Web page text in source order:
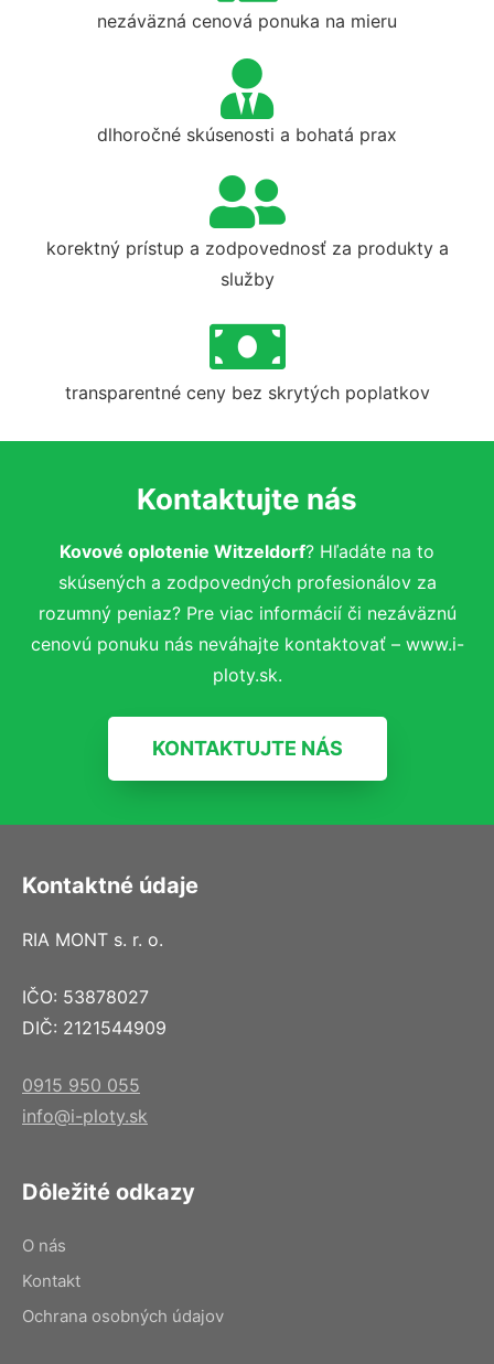
nezáväzná cenová ponuka na mieru
dlhoročné skúsenosti a bohatá prax
korektný prístup a zodpovednosť za produkty a
služby
transparentné ceny bez skrytých poplatkov
Kontaktujte nás
Kovové oplotenie Witzeldorf? Hľadáte na to
skúsených a zodpovedných profesionálov za
rozumný peniaz? Pre viac informácií či nezáväznú
cenovú ponuku nás neváhajte kontaktovať – www.i-
ploty.sk.
KONTAKTUJTE NÁS
Kontaktné údaje
RIA MONT s. r. o.
IČO: 53878027
DIČ: 2121544909
0915 950 055
info@i-ploty.sk
Dôležité odkazy
O nás
Kontakt
Ochrana osobných údajov